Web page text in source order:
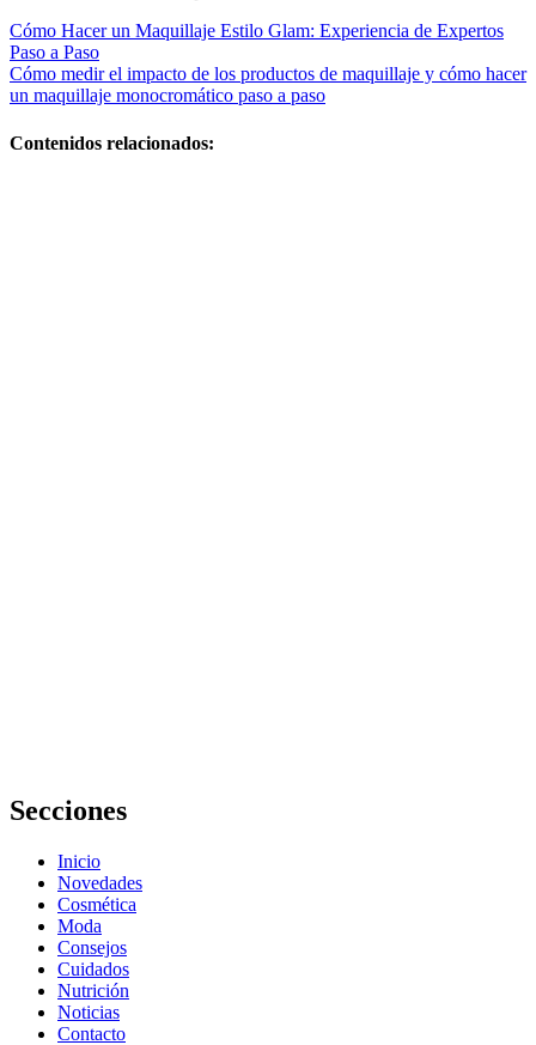
Navegación
de
entradas
Cómo Hacer un Maquillaje Estilo Glam: Experiencia de Expertos
Paso a Paso
Cómo medir el impacto de los productos de maquillaje y cómo hacer
un maquillaje monocromático paso a paso
Contenidos relacionados:
Secciones
Inicio
Novedades
Cosmética
Moda
Consejos
Cuidados
Nutrición
Noticias
Contacto